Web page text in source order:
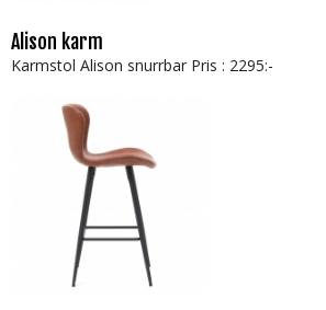
Alison karm
Karmstol Alison snurrbar Pris : 2295:-